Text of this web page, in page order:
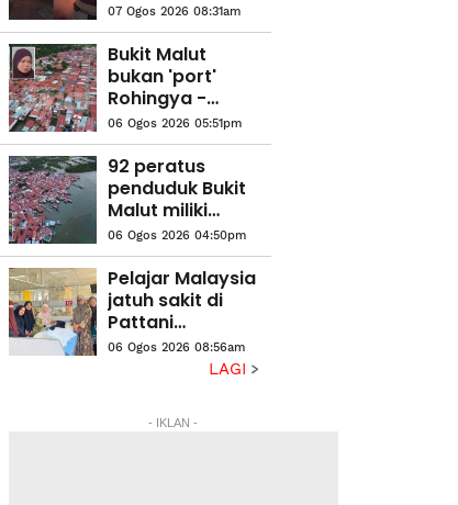
07 Ogos 2026 08:31am
Bukit Malut
bukan 'port'
Rohingya -
Penduduk
06 Ogos 2026 05:51pm
92 peratus
penduduk Bukit
Malut miliki
MyKad, bukan
penempatan
Rohingya
06 Ogos 2026 04:50pm
Pelajar Malaysia
jatuh sakit di
Pattani
dipindahkan ke
06 Ogos 2026 08:56am
LAGI
- IKLAN -